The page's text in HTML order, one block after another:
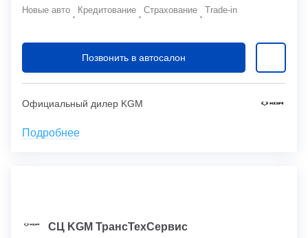
Новые авто Кредитование Страхование Trade-in
Позвонить в автосалон
Официальный дилер KGM
Подробнее
СЦ KGM ТрансТехСервис